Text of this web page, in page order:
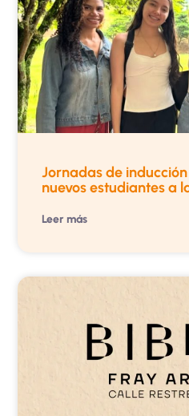
Jornadas de
nuevos estudiantes a
Leer más